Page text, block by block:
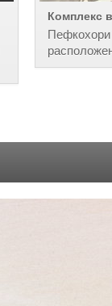
Комплекс